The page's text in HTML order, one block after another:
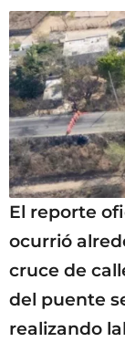
El reporte
ocurrió
cruce de
del puente
realizando